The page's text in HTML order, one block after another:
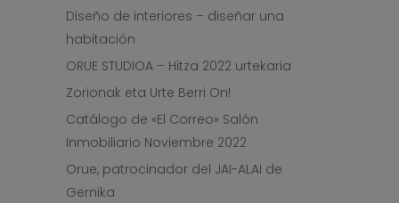
Diseño de interiores – diseñar una
habitación
ORUE STUDIOA – Hitza 2022 urtekaria
Zorionak eta Urte Berri On!
Catálogo de «El Correo» Salón
Inmobiliario Noviembre 2022
Orue, patrocinador del JAI-ALAI de
Gernika